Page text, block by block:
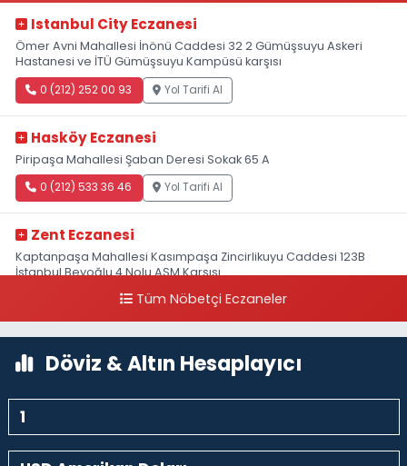
Istanbul City Eczanesi
Ömer Avni Mahallesi İnönü Caddesi 32 2 Gümüşsuyu Askeri
Hastanesi ve İTÜ Gümüşsuyu Kampüsü karşısı
0 (212) 252 00 93 Yol Tarifi Al
Hasköy Eczanesi
Piripaşa Mahallesi Şaban Deresi Sokak 65 A
0 (212) 533 36 46 Yol Tarifi Al
Zent Eczanesi
Kaptanpaşa Mahallesi Kasımpaşa Zincirlikuyu Caddesi 123B
İstanbul Beyoğlu 4 Nolu ASM Karşısı
0 (212) 297 96 92 Yol Tarifi Al
Tüm Nöbetçi Eczaneler
Döviz & Altın Hesaplayıcı